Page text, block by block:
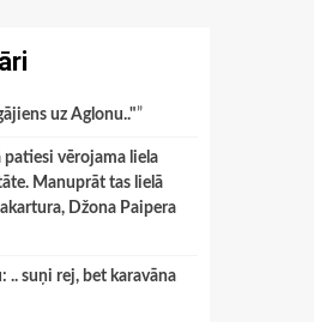
uz Aglonu.."”
patiesi vērojama liela
Manuprāt tas lielā
Džona Paipera
.. suņi rej, bet karavāna